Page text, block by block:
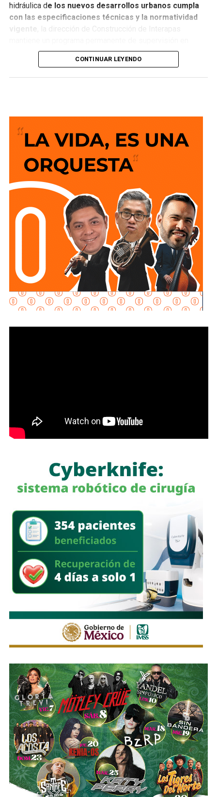
hidráulica de los nuevos desarrollos urbanos cumpla
con las especificaciones técnicas y la normatividad
vigente
, la dirección de Construcción de Interapas
fraccionamientos y centros de población que buscan
incorporarse a las redes de agua potable y drenaje.
y que los puntos de conexión al sistema público sean
adecuados para garantizar un servicio seguro y eficiente.
Durante las inspecciones pueden determinarse medidas
preventivas y correctivas, para autorizar la incorporación
de nuevos desarrollos a la infraestructura hidráulica
metropolitana.
Con estas supervisiones
, el organismo fortalece la
las nuevas redes de agua potable y drenajeofrezcan
CONTINUAR LEYENDO